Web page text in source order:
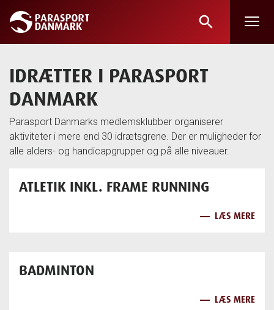
Skip
to
content
search
IDRÆTTER I PARASPORT
DANMARK
Parasport Danmarks medlemsklubber organiserer
aktiviteter i mere end 30 idrætsgrene. Der er muligheder for
alle alders- og handicapgrupper og på alle niveauer.
ATLETIK INKL. FRAME RUNNING
LÆS MERE
BADMINTON
LÆS MERE